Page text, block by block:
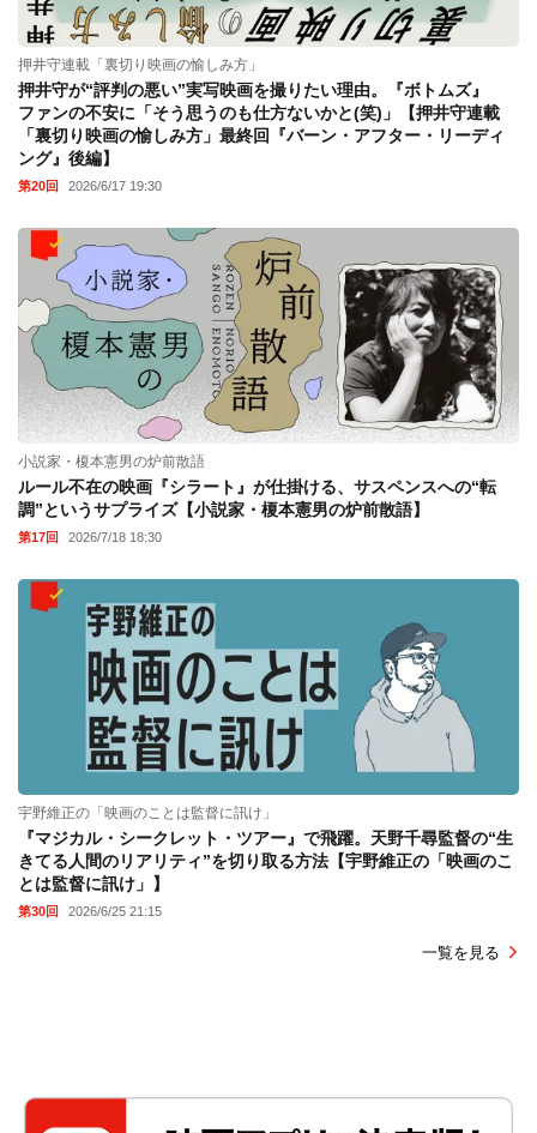
押井守連載「裏切り映画の愉しみ方」
押井守が“評判の悪い”実写映画を撮りたい理由。『ボトムズ』
ファンの不安に「そう思うのも仕方ないかと(笑)」【押井守連載
「裏切り映画の愉しみ方」最終回『バーン・アフター・リーディ
ング』後編】
第20回 2026/6/17 19:30
小説家・榎本憲男の炉前散語
ルール不在の映画『シラート』が仕掛ける、サスペンスへの“転
調”というサプライズ【小説家・榎本憲男の炉前散語】
第17回 2026/7/18 18:30
宇野維正の「映画のことは監督に訊け」
『マジカル・シークレット・ツアー』で飛躍。天野千尋監督の“生
きてる人間のリアリティ”を切り取る方法【宇野維正の「映画のこ
とは監督に訊け」】
第30回 2026/6/25 21:15
一覧を見る